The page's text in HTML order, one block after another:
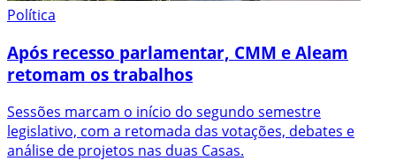
Política
Após recesso parlamentar, CMM e Aleam
retomam os trabalhos
Sessões marcam o início do segundo semestre
legislativo, com a retomada das votações, debates e
análise de projetos nas duas Casas.